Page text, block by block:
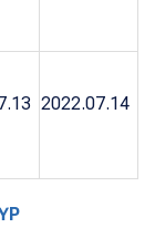
2022.07.14